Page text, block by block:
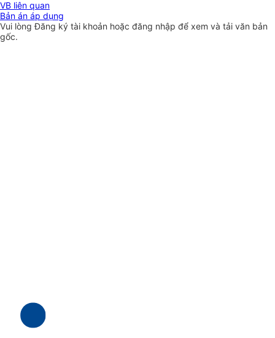
VB liên quan
Bản án áp dụng
Vui lòngĐăng ký tài khoản hoặc đăng nhập để xem và tải văn bản
gốc.